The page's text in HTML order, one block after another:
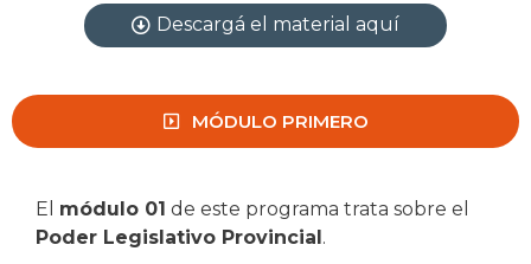
Descargá el material aquí
MÓDULO PRIMERO
El módulo 01 de este programa trata sobre el
Poder Legislativo Provincial .